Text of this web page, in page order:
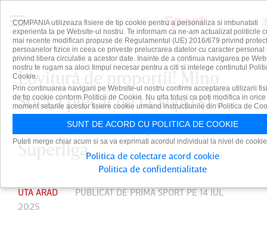
Lovitură de proporţii! Mino
Sota a plecat de la Sepsi şi a
semnat cu o echipă din
Superliga
UTA ARAD PUBLICAT DEPRIMA SPORTPE 14 IUL
2025
COMPANIA utilizeaza fisiere de tip cookie pentru a personaliza si imbunatati
experienta ta pe Website-ul nostru. Te informam ca ne-am actualizat politicile
mai recente modificari propuse de Regulamentul (UE) 2016/679 privind
persoanelor fizice in ceea ce priveste prelucrarea datelor cu caracter personal
privind libera circulatie a acestor date. Inainte de a continua navigarea pe
nostru te rugam sa aloci timpul necesar pentru a citi si intelege continutul
Cookie.
Prin continuarea navigarii pe Website-ul nostru confirmi acceptarea utilizarii
de tip cookie conform Politicii de Cookie. Nu uita totusi ca poti modifica in orice
moment setarile acestor fisiere cookie urmand instructiunile din Politica de
SUNT DE ACORD CU POLITICA DE COOKIE
Puteti merge chiar acum si sa va exprimati acordul individual la nivel de
Politica de colectare acord cookie
Politica de confidentialitate